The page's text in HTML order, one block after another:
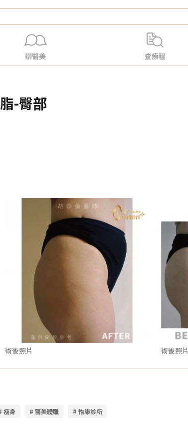
聊醫美 查療程
-臀部
術後照片 術後照片
瘦身 # 醫美體雕 # 怡康診所